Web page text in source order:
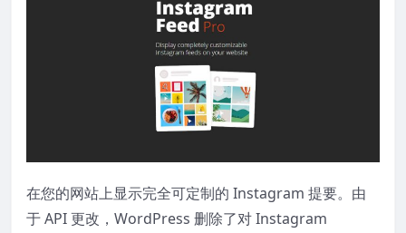
在您的网站上显示完全可定制的 Instagram 提要。由
于 API 更改，WordPress 删除了对 Instagram